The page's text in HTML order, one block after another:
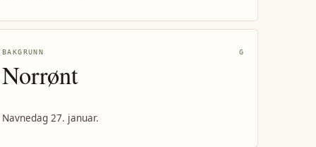
BAKGRUNN G
Norrønt
Navnedag 27. januar.